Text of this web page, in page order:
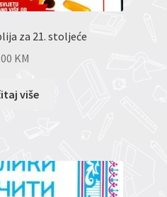
za 21. stoljeće
KM
više